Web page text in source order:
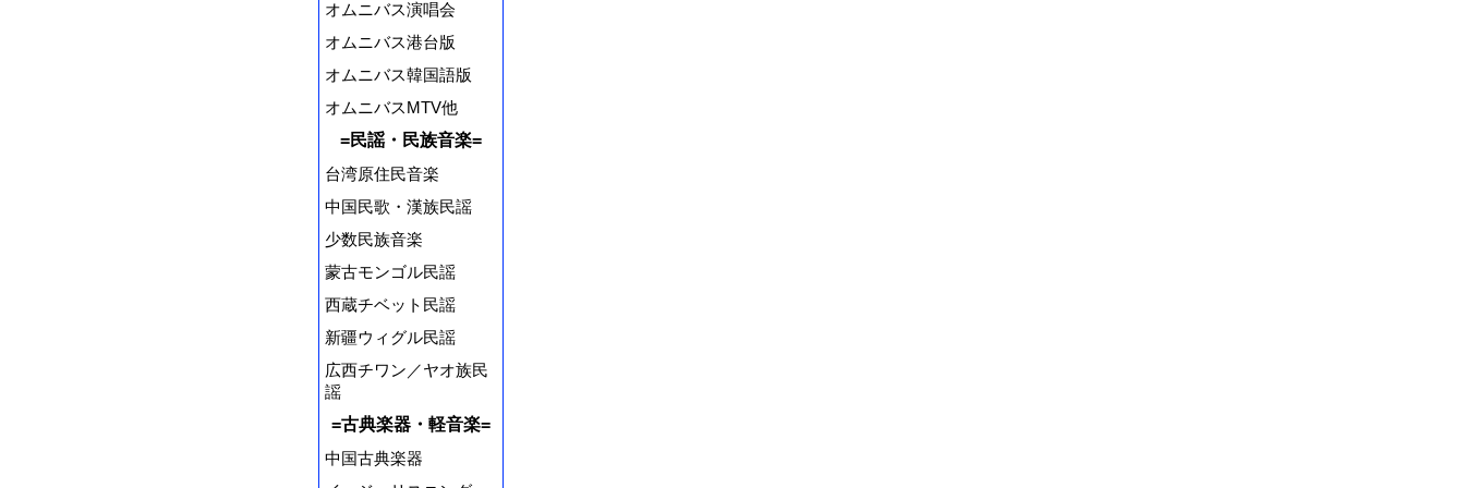
オムニバス演唱会
オムニバス港台版
オムニバス韓国語版
オムニバスMTV他
=民謡・民族音楽=
台湾原住民音楽
中国民歌・漢族民謡
少数民族音楽
蒙古モンゴル民謡
西蔵チベット民謡
新疆ウィグル民謡
広西チワン／ヤオ族民
謡
=古典楽器・軽音楽=
中国古典楽器